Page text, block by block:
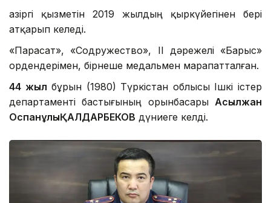
Қазіргі қызметін 2019 жылдың қыркүйегінен бері
атқарып келеді.
«Парасат», «Содружество», ІІ дәрежелі «Барыс»
ордендерімен, бірнеше медальмен марапатталған.
44 жыл бұрын (1980) Түркістан облысы Ішкі істер
департаменті бастығының орынбасары Асылжан
ОспанұлыҚАЛДАРБЕКОВ дүниеге келді.